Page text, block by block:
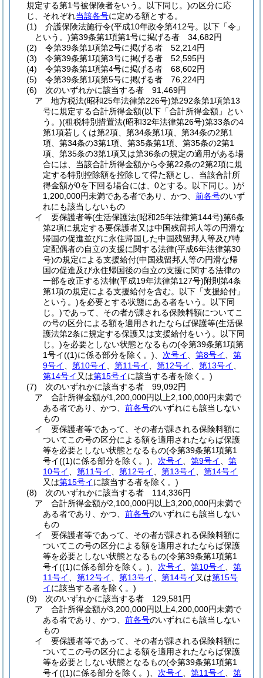
規定する第1号被保険者をいう。以下同じ。)の区分に応
じ、それぞれ当該各号に定める額とする。
(1)
介護保険法施行令(平成10年政令第412号。以下「令」
という。)第39条第1項第1号に掲げる者 34,682円
(2)
令第39条第1項第2号に掲げる者 52,214円
(3)
令第39条第1項第3号に掲げる者 52,595円
(4)
令第39条第1項第4号に掲げる者 68,602円
(5)
令第39条第1項第5号に掲げる者 76,224円
(6)
次のいずれかに該当する者 91,469円
ア
地方税法(昭和25年法律第226号)第292条第1項第13
号に規定する合計所得金額(以下「合計所得金額」とい
う。)(租税特別措置法(昭和32年法律第26号)第33条の4
第1項若しくは第2項、第34条第1項、第34条の2第1
項、第34条の3第1項、第35条第1項、第35条の2第1
項、第35条の3第1項又は第36条の規定の適用がある場
合には、当該合計所得金額から令第22条の2第2項に規
定する特別控除額を控除して得た額とし、当該合計所
得金額が0を下回る場合には、0とする。以下同じ。)が
1,200,000円未満である者であり、かつ、 前各号のいず
れにも該当しないもの
イ
要保護者等(生活保護法(昭和25年法律第144号)第6条
第2項に規定する要保護者又は中国残留邦人等の円滑な
帰国の促進並びに永住帰国した中国残留邦人等及び特
定配偶者の自立の支援に関する法律(平成6年法律第30
号)の規定による支援給付(中国残留邦人等の円滑な帰
国の促進及び永住帰国後の自立の支援に関する法律の
一部を改正する法律(平成19年法律第127号)附則第4条
第1項の規定による支援給付を含む。以下「支援給付」
という。)を必要とする状態にある者をいう。以下同
じ。)であって、その者が課される保険料額についてこ
の号の区分による額を適用されたならば保護等(生活保
護法第2条に規定する保護又は支援給付をいう。以下同
じ。)を必要としない状態となるもの(令第39条第1項第
1号イ((1)に係る部分を除く。) 次号イ 第8号イ
第
9号イ
第10号イ 第11号イ 第12号イ 第13号イ
第14号イ 又は第15号イに該当する者を除く。)
(7)
次のいずれかに該当する者 99,092円
ア
合計所得金額が1,200,000円以上2,100,000円未満で
ある者であり、かつ、 前各号のいずれにも該当しない
もの
イ
要保護者等であって、その者が課される保険料額に
ついてこの号の区分による額を適用されたならば保護
等を必要としない状態となるもの(令第39条第1項第1
号イ((1)に係る部分を除く。) 次号イ 第9号イ
第
10号イ
第11号イ 第12号イ 第13号イ
第14号イ
又は第15号イに該当する者を除く。)
(8)
次のいずれかに該当する者 114,336円
ア
合計所得金額が2,100,000円以上3,200,000円未満で
ある者であり、かつ、 前各号のいずれにも該当しない
もの
イ
要保護者等であって、その者が課される保険料額に
ついてこの号の区分による額を適用されたならば保護
等を必要としない状態となるもの(令第39条第1項第1
号イ((1)に係る部分を除く。) 次号イ 第10号イ
第
11号イ
第12号イ 第13号イ 第14号イ 又は第15号
イに該当する者を除く。)
(9)
次のいずれかに該当する者 129,581円
ア
合計所得金額が3,200,000円以上4,200,000円未満で
ある者であり、かつ、 前各号のいずれにも該当しない
もの
イ
要保護者等であって、その者が課される保険料額に
ついてこの号の区分による額を適用されたならば保護
等を必要としない状態となるもの(令第39条第1項第1
号イ((1)に係る部分を除く。) 次号イ 第11号イ
第